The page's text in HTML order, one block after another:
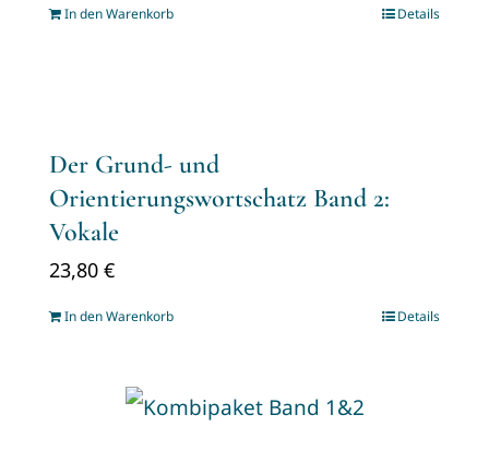
In den Warenkorb Details
Der Grund- und
Orientierungswortschatz Band 2:
Vokale
23,80 €
In den Warenkorb Details